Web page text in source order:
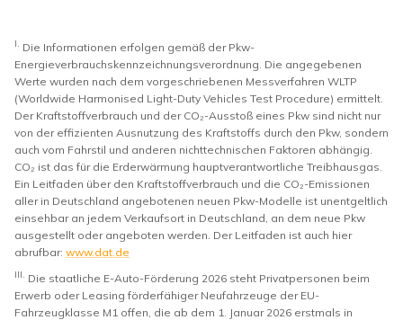
I.
Die Informationen erfolgen gemäß der Pkw-
Energieverbrauchskennzeichnungsverordnung. Die angegebenen
Werte wurden nach dem vorgeschriebenen Messverfahren WLTP
(Worldwide Harmonised Light-Duty Vehicles Test Procedure) ermittelt.
Der Kraftstoffverbrauch und der CO₂-Ausstoß eines Pkw sind nicht nur
von der effizienten Ausnutzung des Kraftstoffs durch den Pkw, sondern
auch vom Fahrstil und anderen nichttechnischen Faktoren abhängig.
CO₂ ist das für die Erderwärmung hauptverantwortliche Treibhausgas.
Ein Leitfaden über den Kraftstoffverbrauch und die CO₂-Emissionen
aller in Deutschland angebotenen neuen Pkw-Modelle ist unentgeltlich
einsehbar an jedem Verkaufsort in Deutschland, an dem neue Pkw
ausgestellt oder angeboten werden. Der Leitfaden ist auch hier
abrufbar: www.dat.de
III.
Die staatliche E-Auto-Förderung 2026 steht Privatpersonen beim
Erwerb oder Leasing förderfähiger Neufahrzeuge der EU-
Fahrzeugklasse M1 offen, die ab dem 1. Januar 2026 erstmals in